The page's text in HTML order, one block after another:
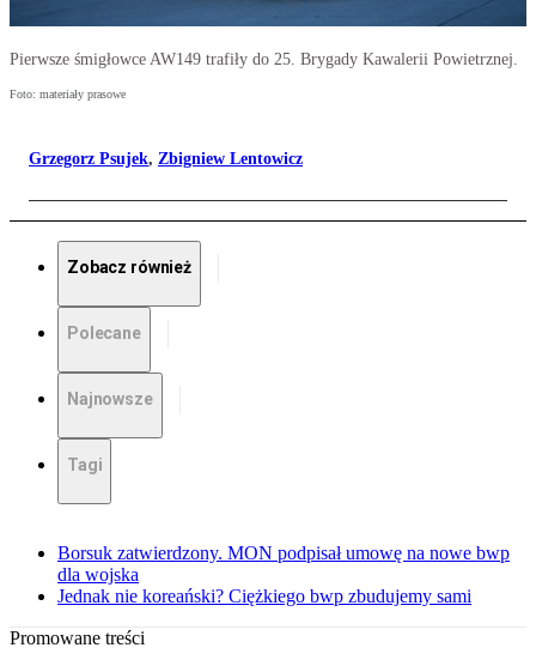
Pierwsze śmigłowce AW149 trafiły do 25. Brygady Kawalerii Powietrznej.
Foto: materiały prasowe
Grzegorz Psujek, Zbigniew Lentowicz
Zobacz również
Polecane
Najnowsze
Tagi
Borsuk zatwierdzony. MON podpisał umowę na nowe bwp
dla wojska
Jednak nie koreański? Ciężkiego bwp zbudujemy sami
Promowane treści